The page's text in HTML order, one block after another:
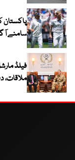
سامنے آ
فیلڈ
ملاقات،